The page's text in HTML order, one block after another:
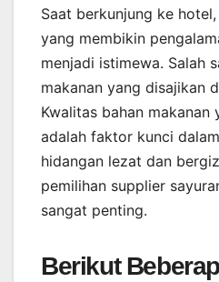
Saat berkunjung ke
yang membikin
menjadi istimewa. Salah
makanan yang disajikan
Kwalitas bahan makanan
adalah faktor kunci
hidangan lezat dan
pemilihan supplier
sangat penting.
Berikut